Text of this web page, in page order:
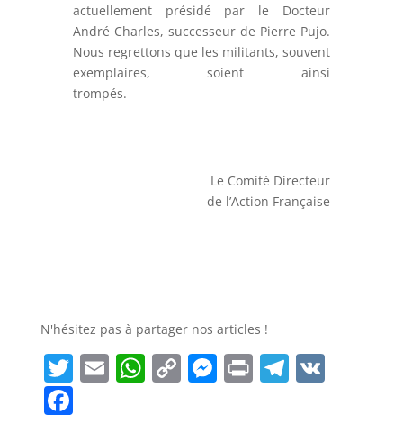
actuellement présidé par le Docteur
André Charles, successeur de Pierre Pujo.
Nous regrettons que les militants, souvent
exemplaires, soient ainsi
trompés.
Le Comité Directeur
de l’Action Française
N'hésitez pas à partager nos articles !
T
w
E W C M PrT V
F